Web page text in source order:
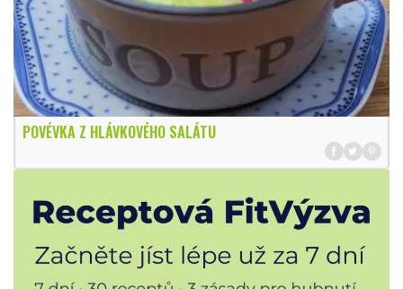
POVÉVKA Z HLÁVKOVÉHO SALÁTU